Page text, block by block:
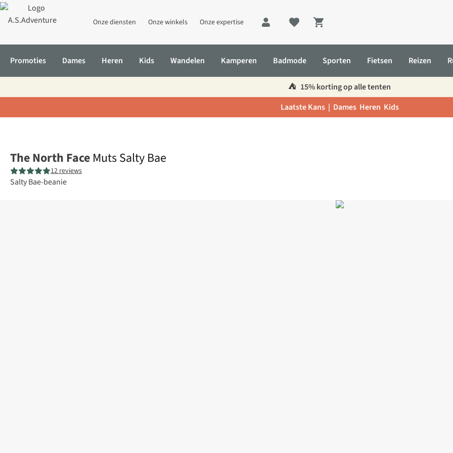
Onze diensten Onze winkels Onze expertise
Shopping cart
Promoties Dames Heren Kids Wandelen Kamperen Badmode Sporten Fietsen Reizen
⛺️ 15% korting op alle tenten
Laatste Kans | Dames Heren Kids
The North Face Muts Salty Bae
12 reviews
Salty Bae-beanie